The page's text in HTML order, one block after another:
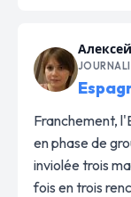
Franchement,
en phase de
inviolée trois
fois en trois